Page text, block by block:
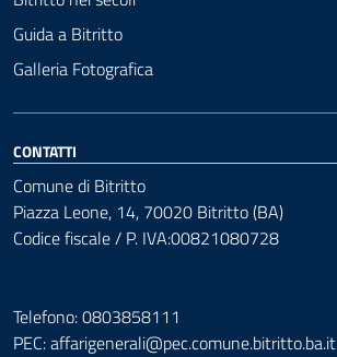
Guida a Bitritto
Galleria Fotografica
CONTATTI
Comune di Bitritto
Piazza Leone, 14, 70020 Bitritto (BA)
Codice fiscale / P. IVA:00821080728
Telefono: 0803858111
PEC:affarigenerali@pec.comune.bitritto.ba.it